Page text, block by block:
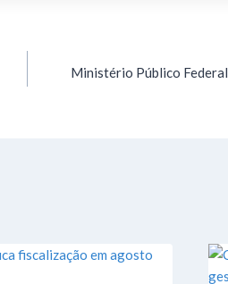
Ministério Público